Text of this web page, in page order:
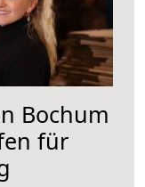
Bochum
für